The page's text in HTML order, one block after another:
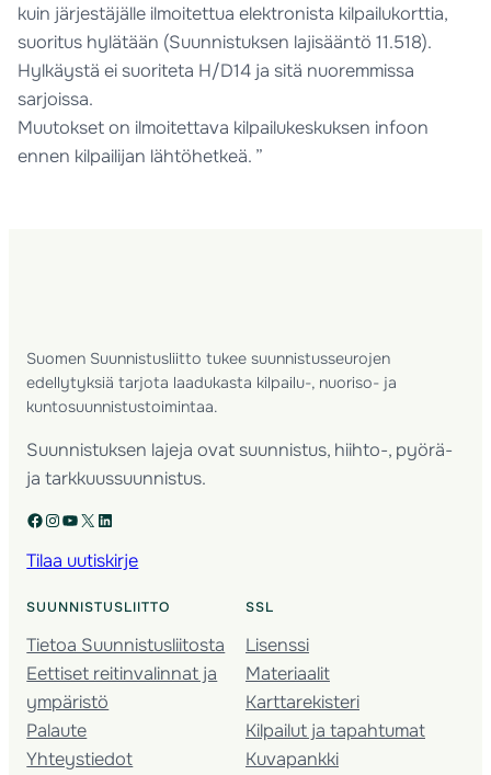
kuin järjestäjälle ilmoitettua elektronista kilpailukorttia,
suoritus hylätään (Suunnistuksen lajisääntö 11.518).
Hylkäystä ei suoriteta H/D14 ja sitä nuoremmissa
sarjoissa.
Muutokset on ilmoitettava kilpailukeskuksen infoon
ennen kilpailijan lähtöhetkeä. ”
Suomen Suunnistusliitto tukee suunnistusseurojen
edellytyksiä tarjota laadukasta kilpailu-, nuoriso- ja
kuntosuunnistustoimintaa.
Suunnistuksen lajeja ovat suunnistus, hiihto-, pyörä-
ja tarkkuussuunnistus.
Facebook Instagram YouTube X LinkedIn
Tilaa uutiskirje
SUUNNISTUSLIITTO
Tietoa Suunnistusliitosta
Eettiset reitinvalinnat ja
ympäristö
Palaute
Yhteystiedot
SSL
Lisenssi
Materiaalit
Karttarekisteri
Kilpailut ja tapahtumat
Kuvapankki